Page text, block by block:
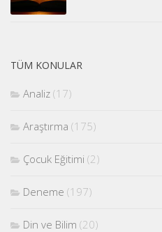
TÜM KONULAR
Analiz (17)
Araştırma (175)
Çocuk Eğitimi (2)
Deneme (197)
Din ve Bilim (20)